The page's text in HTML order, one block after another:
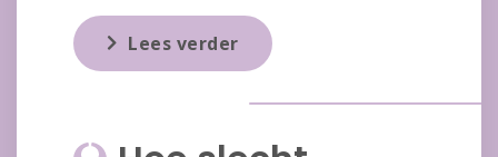
Lees verder